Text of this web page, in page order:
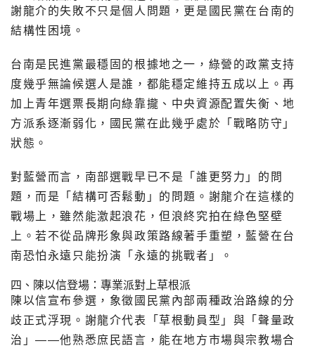
謝龍介的失敗不只是個人問題，更是國民黨在台南的
結構性困境。
台南是民進黨最穩固的根據地之一，綠營的政黨支持
度幾乎無論候選人是誰，都能穩定維持五成以上。再
加上青年選票長期向綠靠攏、中央資源配置失衡、地
方派系逐漸弱化，國民黨在此幾乎處於「戰略防守」
狀態。
對藍營而言，南部選戰早已不是「誰更努力」的問
題，而是「結構可否鬆動」的問題。謝龍介在這樣的
戰場上，雖然能激起浪花，但浪終究拍在綠色堅壁
上。若不從品牌形象與政策路線著手重塑，藍營在台
南恐怕永遠只能扮演「永遠的挑戰者」。
四、陳以信登場：專業派對上草根派
陳以信宣布參選，象徵國民黨內部兩種政治路線的分
歧正式浮現。謝龍介代表「草根動員型」與「聲量政
治」——他熟悉庶民語言，能在地方市場與宗教場合